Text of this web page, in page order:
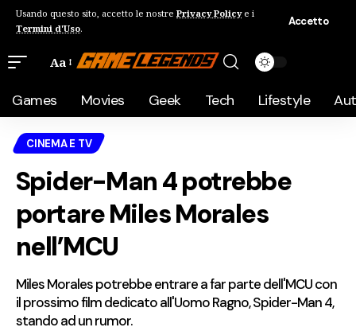
Usando questo sito, accetto le nostre Privacy Policye i
Termini d'Uso.
Accetto
Aa
Games Movies Geek Tech Lifestyle
CINEMA E TV
Spider-Man 4 potrebbe
portare Miles Morales
nell’MCU
Miles Morales potrebbe entrare a far parte dell'MCU con
il prossimo film dedicato all'Uomo Ragno, Spider-Man 4,
stando ad un rumor.